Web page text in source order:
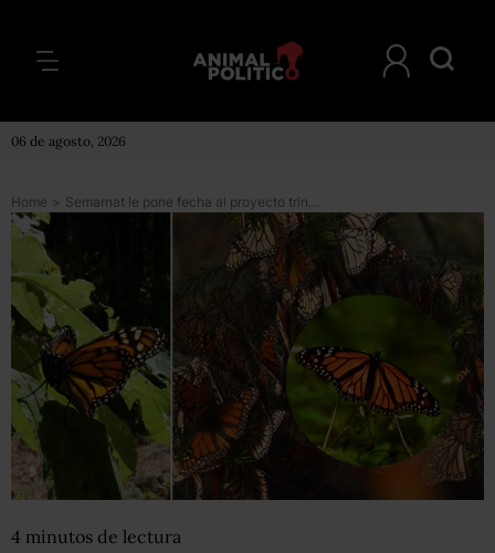
06 de agosto, 2026
Home > Semarnat le pone fecha al proyecto trinacional de la mariposa monarca
4 minutos de lectura